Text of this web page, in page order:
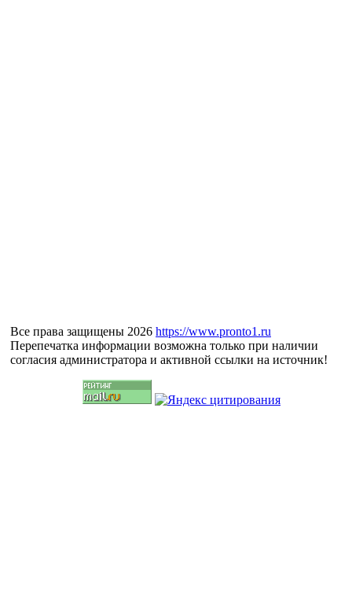
Все права защищены 2026 https://www.pronto1.ru
Перепечатка информации возможна только при наличии
согласия администратора и активной ссылки на источник!